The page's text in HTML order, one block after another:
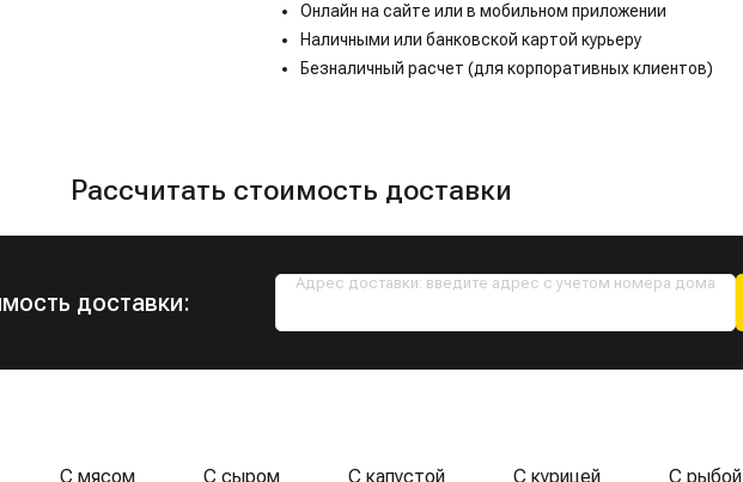
Онлайн на сайте или в мобильном приложении
Наличными или банковской картой курьеру
Безналичный расчет (для корпоративных клиентов)
Рассчитать стоимость доставки
доставки:
Адрес доставки: введите адрес с учетом номера дома
С мясом С сыром С капустой С курицей С рыбой